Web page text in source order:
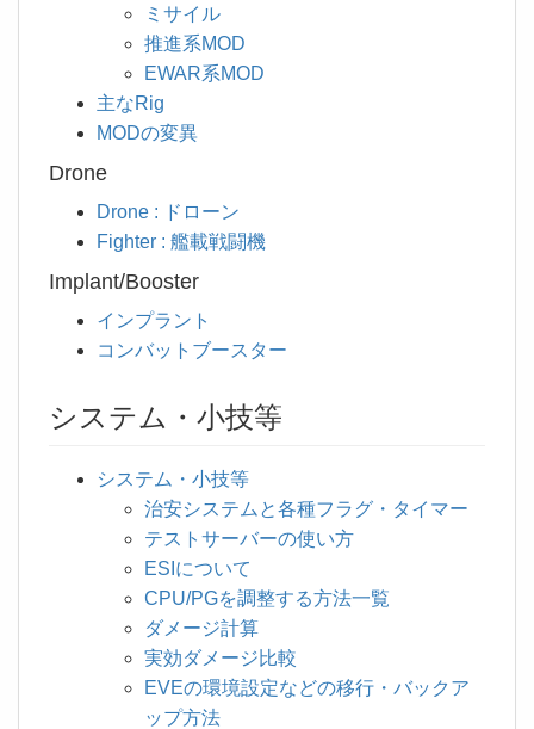
ミサイル
推進系MOD
EWAR系MOD
主なRig
MODの変異
Drone
Drone : ドローン
Fighter : 艦載戦闘機
Implant/Booster
インプラント
コンバットブースター
システム・小技等
システム・小技等
治安システムと各種フラグ・タイマー
テストサーバーの使い方
ESIについて
CPU/PGを調整する方法一覧
ダメージ計算
実効ダメージ比較
EVEの環境設定などの移行・バックア
ップ方法